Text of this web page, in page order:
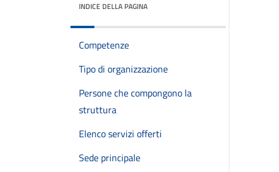
INDICE DELLA PAGINA
Competenze
Tipo di organizzazione
Persone che compongono la
struttura
Elenco servizi offerti
Sede principale